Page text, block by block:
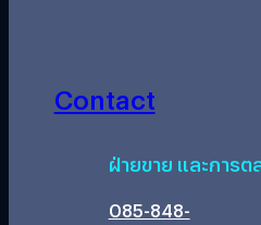
Contact
ฝ่ายขาย และการต
085-848-